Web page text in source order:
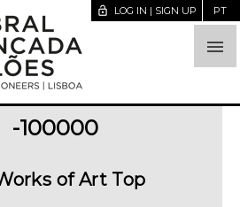

lock_open LOG IN | SIGN UP PT
-100000
of Art Top